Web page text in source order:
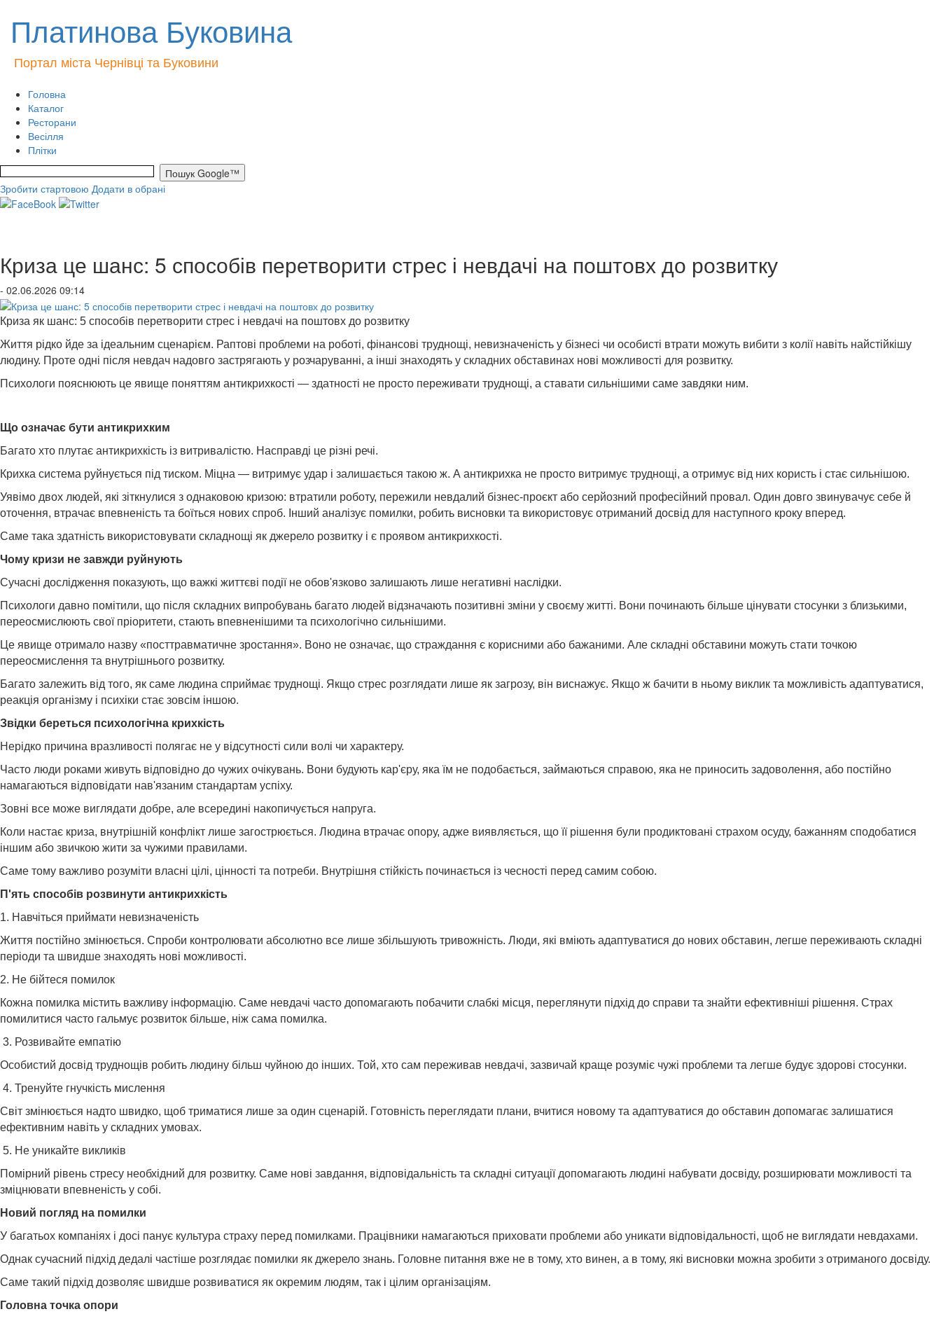
Платинова Буковина
Портал міста Чернівці та Буковини
Головна
Каталог
Ресторани
Весілля
Плітки
Зробити стартовою Додати в обрані
Криза це шанс: 5 способів перетворити стрес і невдачі на поштовх до розвитку
- 02.06.2026 09:14
Криза як шанс: 5 способів перетворити стрес і невдачі на поштовх до розвитку
Життя рідко йде за ідеальним сценарієм. Раптові проблеми на роботі, фінансові труднощі, невизначеність у бізнесі чи особисті втрати можуть вибити з колії навіть найстійкішу
людину. Проте одні після невдач надовго застрягають у розчаруванні, а інші знаходять у складних обставинах нові можливості для розвитку.
Психологи пояснюють це явище поняттям антикрихкості — здатності не просто переживати труднощі, а ставати сильнішими саме завдяки ним.
Що означає бути антикрихким
Багато хто плутає антикрихкість із витривалістю. Насправді це різні речі.
Крихка система руйнується під тиском. Міцна — витримує удар і залишається такою ж. А антикрихка не просто витримує труднощі, а отримує від них користь і стає сильнішою.
Уявімо двох людей, які зіткнулися з однаковою кризою: втратили роботу, пережили невдалий бізнес-проєкт або серйозний професійний провал. Один довго звинувачує себе й
оточення, втрачає впевненість та боїться нових спроб. Інший аналізує помилки, робить висновки та використовує отриманий досвід для наступного кроку вперед.
Саме така здатність використовувати складнощі як джерело розвитку і є проявом антикрихкості.
Чому кризи не завжди руйнують
Сучасні дослідження показують, що важкі життєві події не обов'язково залишають лише негативні наслідки.
Психологи давно помітили, що після складних випробувань багато людей відзначають позитивні зміни у своєму житті. Вони починають більше цінувати стосунки з близькими,
переосмислюють свої пріоритети, стають впевненішими та психологічно сильнішими.
Це явище отримало назву «посттравматичне зростання». Воно не означає, що страждання є корисними або бажаними. Але складні обставини можуть стати точкою
переосмислення та внутрішнього розвитку.
Багато залежить від того, як саме людина сприймає труднощі. Якщо стрес розглядати лише як загрозу, він виснажує. Якщо ж бачити в ньому виклик та можливість адаптуватися,
реакція організму і психіки стає зовсім іншою.
Звідки береться психологічна крихкість
Нерідко причина вразливості полягає не у відсутності сили волі чи характеру.
Часто люди роками живуть відповідно до чужих очікувань. Вони будують кар'єру, яка їм не подобається, займаються справою, яка не приносить задоволення, або постійно
намагаються відповідати нав'язаним стандартам успіху.
Зовні все може виглядати добре, але всередині накопичується напруга.
Коли настає криза, внутрішній конфлікт лише загострюється. Людина втрачає опору, адже виявляється, що її рішення були продиктовані страхом осуду, бажанням сподобатися
іншим або звичкою жити за чужими правилами.
Саме тому важливо розуміти власні цілі, цінності та потреби. Внутрішня стійкість починається із чесності перед самим собою.
П'ять способів розвинути антикрихкість
1. Навчіться приймати невизначеність
Життя постійно змінюється. Спроби контролювати абсолютно все лише збільшують тривожність. Люди, які вміють адаптуватися до нових обставин, легше переживають складні
періоди та швидше знаходять нові можливості.
2. Не бійтеся помилок
Кожна помилка містить важливу інформацію. Саме невдачі часто допомагають побачити слабкі місця, переглянути підхід до справи та знайти ефективніші рішення. Страх
помилитися часто гальмує розвиток більше, ніж сама помилка.
3. Розвивайте емпатію
Особистий досвід труднощів робить людину більш чуйною до інших. Той, хто сам переживав невдачі, зазвичай краще розуміє чужі проблеми та легше будує здорові стосунки.
4. Тренуйте гнучкість мислення
Світ змінюється надто швидко, щоб триматися лише за один сценарій. Готовність переглядати плани, вчитися новому та адаптуватися до обставин допомагає залишатися
ефективним навіть у складних умовах.
5. Не уникайте викликів
Помірний рівень стресу необхідний для розвитку. Саме нові завдання, відповідальність та складні ситуації допомагають людині набувати досвіду, розширювати можливості та
зміцнювати впевненість у собі.
Новий погляд на помилки
У багатьох компаніях і досі панує культура страху перед помилками. Працівники намагаються приховати проблеми або уникати відповідальності, щоб не виглядати невдахами.
Однак сучасний підхід дедалі частіше розглядає помилки як джерело знань. Головне питання вже не в тому, хто винен, а в тому, які висновки можна зробити з отриманого досвіду.
Саме такий підхід дозволяє швидше розвиватися як окремим людям, так і цілим організаціям.
Головна точка опори